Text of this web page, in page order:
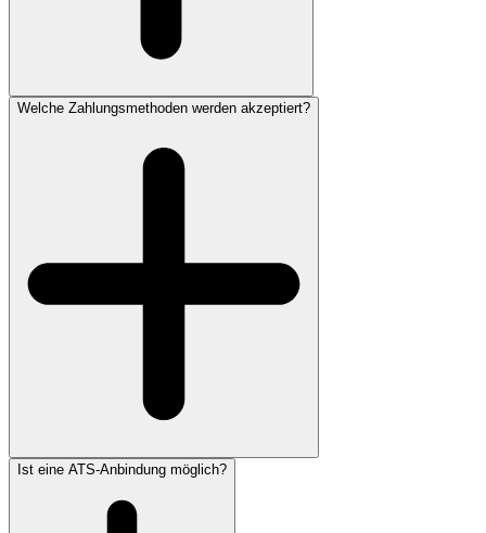
Welche Zahlungsmethoden werden akzeptiert?
Ist eine ATS-Anbindung möglich?